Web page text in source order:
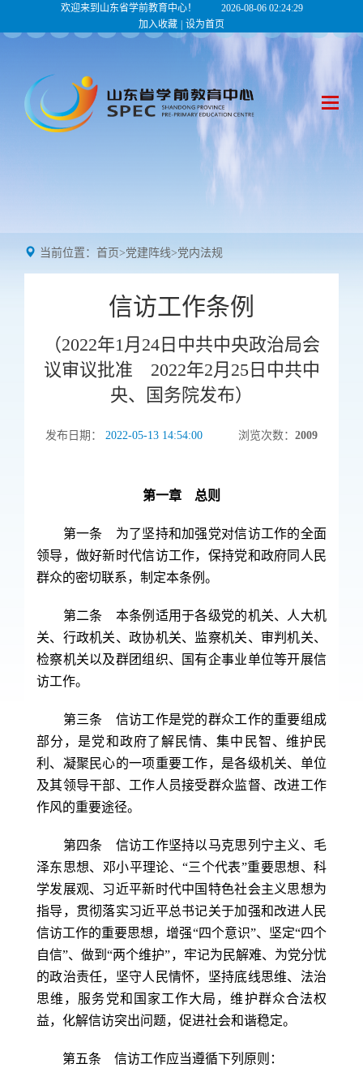
欢迎来到山东省学前教育中心！
2026-08-06 02:24:30
加入收藏
设为首页
当前位置： 首页>党建阵线>党内法规
信访工作条例
（2022年1月24日中共中央政治局会
议审议批准 2022年2月25日中共中
央、国务院发布）
发布日期： 2022-05-13 14:54:00 浏览次数： 2009
第一章 总则
第一条 为了坚持和加强党对信访工作的全面
领导，做好新时代信访工作，保持党和政府同人民
群众的密切联系，制定本条例。
第二条 本条例适用于各级党的机关、人大机
关、行政机关、政协机关、监察机关、审判机关、
检察机关以及群团组织、国有企事业单位等开展信
访工作。
第三条 信访工作是党的群众工作的重要组成
部分，是党和政府了解民情、集中民智、维护民
利、凝聚民心的一项重要工作，是各级机关、单位
及其领导干部、工作人员接受群众监督、改进工作
作风的重要途径。
第四条 信访工作坚持以马克思列宁主义、毛
泽东思想、邓小平理论、“三个代表”重要思想、科
学发展观、习近平新时代中国特色社会主义思想为
指导，贯彻落实习近平总书记关于加强和改进人民
信访工作的重要思想，增强“四个意识”、坚定“四个
自信”、做到“两个维护”，牢记为民解难、为党分忧
的政治责任，坚守人民情怀，坚持底线思维、法治
思维，服务党和国家工作大局，维护群众合法权
益，化解信访突出问题，促进社会和谐稳定。
第五条 信访工作应当遵循下列原则：